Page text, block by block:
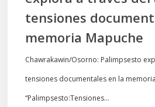
memoria
Mapuche
tensiones
memoria Mapuche
Chawrakawin/Osorno: Palimpsesto
tensiones documentales en la
“Palimpsesto:Tensiones…